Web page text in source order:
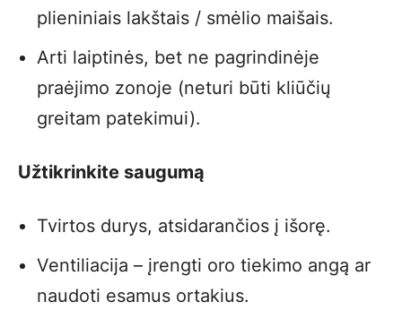
plieniniais lakštais / smėlio maišais.
Arti laiptinės, bet ne pagrindinėje
praėjimo zonoje (neturi būti kliūčių
greitam patekimui).
Užtikrinkite saugumą
Tvirtos durys, atsidarančios į išorę.
Ventiliacija – įrengti oro tiekimo angą ar
naudoti esamus ortakius.